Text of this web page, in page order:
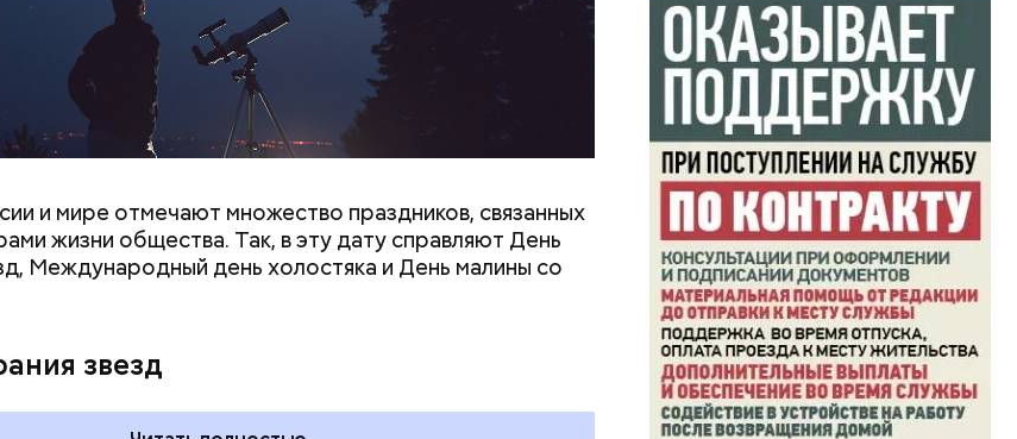
и мире отмечают множество праздников, связанных
жизни общества. Так, в эту дату справляют День
Международный день холостяка и День малины со
звезд